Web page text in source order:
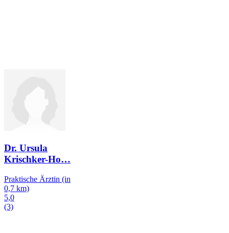
Dr. Ursula
Krischker-Ho…
Praktische Ärztin (in
0,7 km)
5,0
(3)